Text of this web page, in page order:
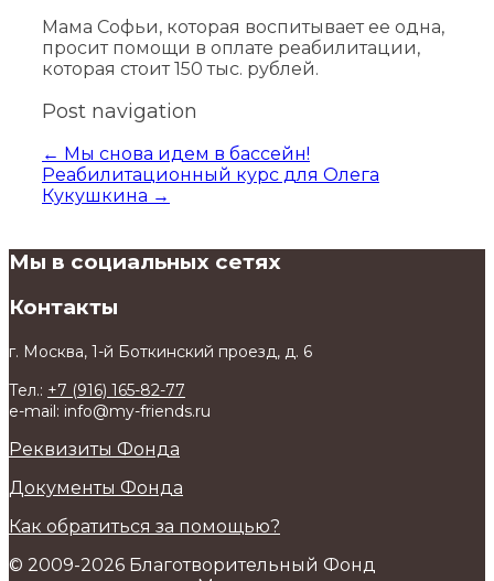
Мама Софьи, которая воспитывает ее одна,
просит помощи в оплате реабилитации,
которая стоит 150 тыс. рублей.
Post navigation
← Мы снова идем в бассейн!
Реабилитационный курс для Олега
Кукушкина →
Мы в социальных сетях
Контакты
г. Москва, 1-й Боткинский проезд, д. 6
Тел.: +7 (916) 165-82-77
e-mail: info@my-friends.ru
Реквизиты Фонда
Документы Фонда
Как обратиться за помощью?
© 2009-2026 Благотворительный Фонд